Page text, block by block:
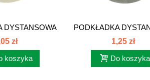
DYSTANSOWA
zł
koszyka
PODKŁADKA
50x62x1.0...
1,25 zł
Do koszyka